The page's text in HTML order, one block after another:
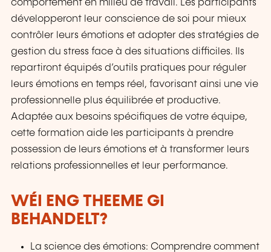
comportement en milieu de travail. Les participants
développeront leur conscience de soi pour mieux
contrôler leurs émotions et adopter des stratégies de
gestion du stress face à des situations difficiles. Ils
repartiront équipés d’outils pratiques pour réguler
leurs émotions en temps réel, favorisant ainsi une vie
professionnelle plus équilibrée et productive.
Adaptée aux besoins spécifiques de votre équipe,
cette formation aide les participants à prendre
possession de leurs émotions et à transformer leurs
relations professionnelles et leur performance.
WÉI ENG THEEME GI
BEHANDELT?
La science des émotions: Comprendre comment